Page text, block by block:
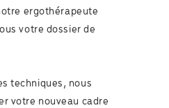
ergothérapeute
votre dossier de
techniques, nous
votre nouveau cadre